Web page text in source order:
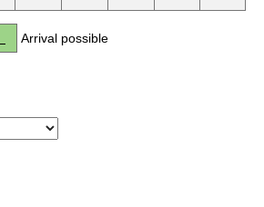
Arrival possible